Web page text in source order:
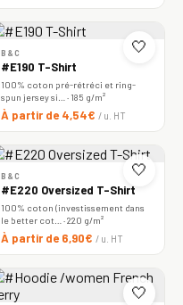
🤍
B&C
#E190 T-Shirt
100% coton pré-rétréci et ring-
spun jersey si… · 185 g/m²
À partir de 4,54€ / u. HT
🤍
B&C
#E220 Oversized T-Shirt
100% coton (investissement dans
le better cot… · 220 g/m²
À partir de 6,90€ / u. HT
🤍